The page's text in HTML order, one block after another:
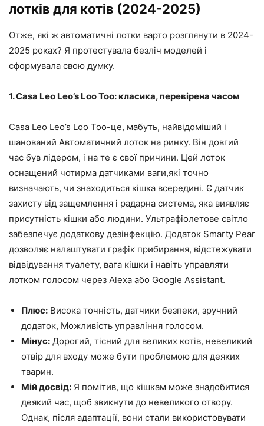
лотків для котів (2024-2025)
Отже, які ж автоматичні лотки варто розглянути в 2024-
2025 роках? Я протестувала безліч моделей і
сформувала свою думку.
1. Casa Leo Leo’s Loo Too: класика, перевірена часом
Casa Leo Leo’s Loo Too-це, мабуть, найвідоміший і
шанований Автоматичний лоток на ринку. Він довгий
час був лідером, і на те є свої причини. Цей лоток
оснащений чотирма датчиками ваги,які точно
визначають, чи знаходиться кішка всередині. Є датчик
захисту від защемлення і радарна система, яка виявляє
присутність кішки або людини. Ультрафіолетове світло
забезпечує додаткову дезінфекцію. Додаток Smarty Pear
дозволяє налаштувати графік прибирання, відстежувати
відвідування туалету, вага кішки і навіть управляти
лотком голосом через Alexa або Google Assistant.
Плюс: Висока точність, датчики безпеки, зручний
додаток, Можливість управління голосом.
Мінус: Дорогий, тісний для великих котів, невеликий
отвір для входу може бути проблемою для деяких
тварин.
Мій досвід: Я помітив, що кішкам може знадобитися
деякий час, щоб звикнути до невеликого отвору.
Однак, після адаптації, вони стали використовувати